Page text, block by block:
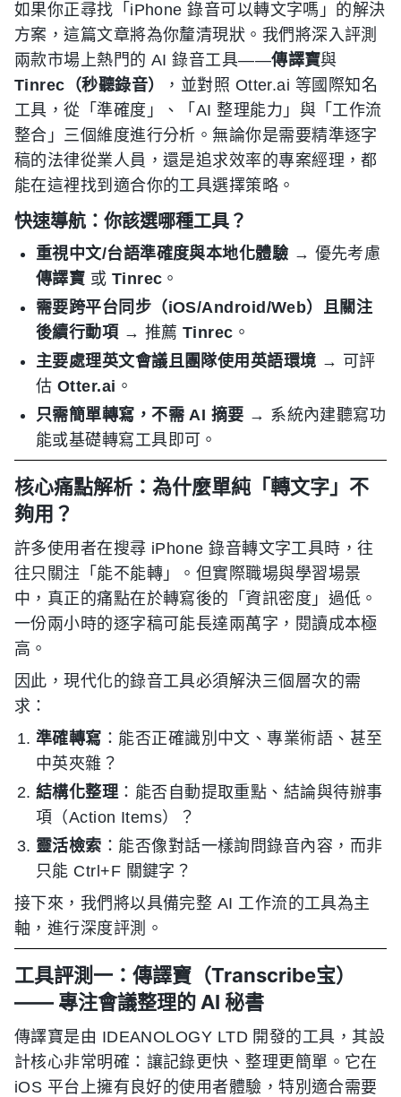
如果你正尋找「iPhone 錄音可以轉文字嗎」的解決
方案，這篇文章將為你釐清現狀。我們將深入評測
兩款市場上熱門的 AI 錄音工具——傳譯寶與
Tinrec（秒聽錄音）
，並對照 Otter.ai 等國際知名
工具，從「準確度」、「AI 整理能力」與「工作流
整合」三個維度進行分析。無論你是需要精準逐字
稿的法律從業人員，還是追求效率的專案經理，都
能在這裡找到適合你的工具選擇策略。
快速導航：你該選哪種工具？
重視中文/台語準確度與本地化體驗 → 優先考慮
傳譯寶 或 Tinrec 。
需要跨平台同步（iOS/Android/Web）且關注
後續行動項 → 推薦 Tinrec 。
主要處理英文會議且團隊使用英語環境 → 可評
估 Otter.ai 。
只需簡單轉寫，不需 AI 摘要 → 系統內建聽寫功
能或基礎轉寫工具即可。
核心痛點解析：為什麼單純「轉文字」不
夠用？
許多使用者在搜尋 iPhone 錄音轉文字工具時，往
往只關注「能不能轉」。但實際職場與學習場景
中，真正的痛點在於轉寫後的「資訊密度」過低。
一份兩小時的逐字稿可能長達兩萬字，閱讀成本極
高。
因此，現代化的錄音工具必須解決三個層次的需
求：
準確轉寫 ：能否正確識別中文、專業術語、甚至
中英夾雜？
結構化整理：能否自動提取重點、結論與待辦事
項（Action Items）？
靈活檢索 ：能否像對話一樣詢問錄音內容，而非
只能 Ctrl+F 關鍵字？
接下來，我們將以具備完整 AI 工作流的工具為主
軸，進行深度評測。
工具評測一：傳譯寶（Transcribe宝）
—— 專注會議整理的 AI 秘書
傳譯寶是由 IDEANOLOGY LTD 開發的工具，其設
計核心非常明確：讓記錄更快、整理更簡單。它在
iOS 平台上擁有良好的使用者體驗，特別適合需要